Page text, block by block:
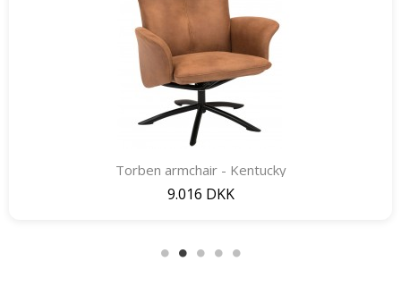
Quick View
Torben armchair - Kentucky
9.016 DKK